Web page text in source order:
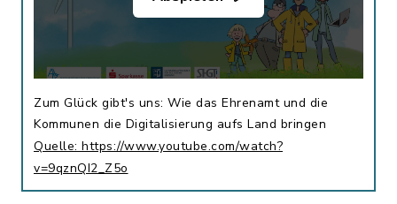
Zum Glück gibt's uns: Wie das Ehrenamt und die
Kommunen die Digitalisierung aufs Land bringen
Quelle: https://www.youtube.com/watch?
v=9qznQI2_Z5o